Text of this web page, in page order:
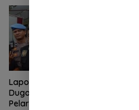
Laporan Wartawan Terkait
Dugaan Pengancaman dan
Pelarangan Liputan Diatensi